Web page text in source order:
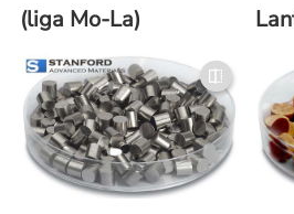
(liga Mo-La)